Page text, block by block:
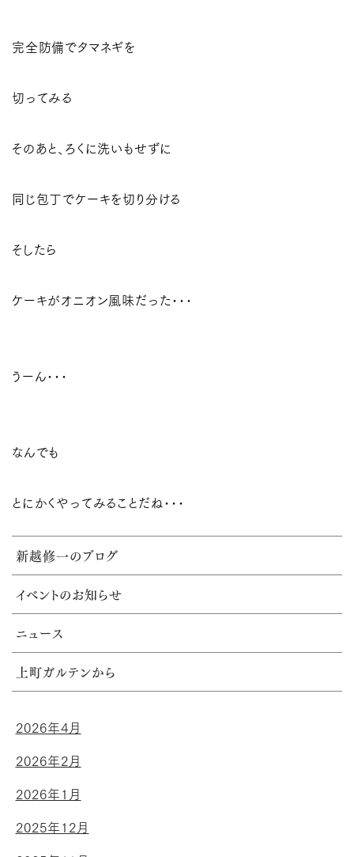
完全防備でタマネギを
切ってみる
そのあと、ろくに洗いもせずに
同じ包丁でケーキを切り分ける
そしたら
ケーキがオニオン風味だった･･･
うーん･･･
なんでも
とにかくやってみることだね･･･
新越修一のブログ
イベントのお知らせ
ニュース
上町ガルテンから
2026年4月
2026年2月
2026年1月
2025年12月